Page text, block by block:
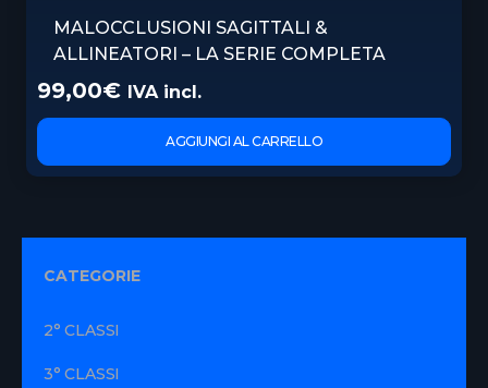
MALOCCLUSIONI SAGITTALI &
ALLINEATORI – LA SERIE COMPLETA
99,00€ IVA incl.
AGGIUNGI AL CARRELLO
CATEGORIE
2° CLASSI
3° CLASSI